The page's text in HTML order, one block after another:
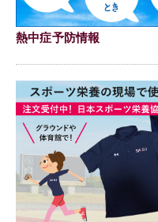
熱中症予防情報